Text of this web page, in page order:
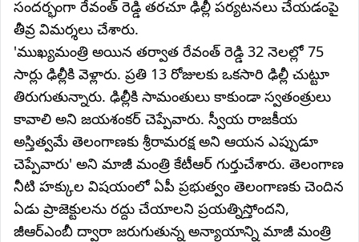
సందర్భంగా రేవంత్ రెడ్డి తరచూ ఢిల్లీ పర్యటనలు చేయడంపై
తీవ్ర విమర్శలు చేశారు.
'ముఖ్యమంత్రి అయిన తర్వాత రేవంత్ రెడ్డి 32 నెలల్లో 75
సార్లు ఢిల్లీకి వెళ్లారు. ప్రతి 13 రోజులకు ఒకసారి ఢిల్లీ చుట్టూ
తిరుగుతున్నారు. ఢిల్లీకి సామంతులు కాకుండా స్వతంత్రులు
కావాలి అని జయశంకర్ చెప్పేవారు. స్వీయ రాజకీయ
అస్తిత్వమే తెలంగాణకు శ్రీరామరక్ష అని ఆయన ఎప్పుడూ
చెప్పేవారు' అని మాజీ మంత్రి కేటీఆర్‌ గుర్తుచేశారు. తెలంగాణ
నీటి హక్కుల విషయంలో ఏపీ ప్రభుత్వం తెలంగాణకు చెందిన
ఏడు ప్రాజెక్టులను రద్దు చేయాలని ప్రయత్నిస్తోందని,
జీఆర్ఎంబీ ద్వారా జరుగుతున్న అన్యాయాన్ని మాజీ మంత్రి